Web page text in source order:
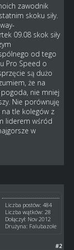
zawodnik
skoku siły.
09.08 skok siły
od tego
Pro Speed o
są dużo
że na
pogoda, nie mniej
Nie porównuję
tle kolegów z
liderem wśród
w
Liczba postów: 484
Liczba wątków: 28
Dołączył: Nov 2012
Drużyna: Falubazole
#2